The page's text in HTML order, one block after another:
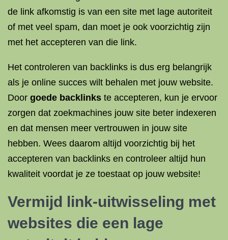
de link afkomstig is van een site met lage autoriteit
of met veel spam, dan moet je ook voorzichtig zijn
met het accepteren van die link.
Het controleren van backlinks is dus erg belangrijk
als je online succes wilt behalen met jouw website.
Door goede backlinks te accepteren, kun je ervoor
zorgen dat zoekmachines jouw site beter indexeren
en dat mensen meer vertrouwen in jouw site
hebben. Wees daarom altijd voorzichtig bij het
accepteren van backlinks en controleer altijd hun
kwaliteit voordat je ze toestaat op jouw website!
Vermijd link-uitwisseling met
websites die een lage